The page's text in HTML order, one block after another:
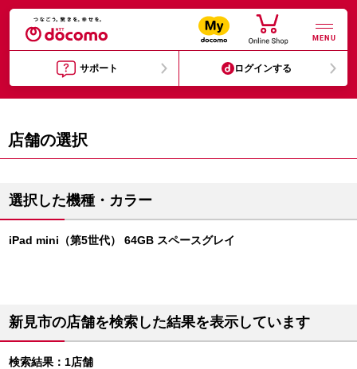
MENU
サポート ログインする
店舗の選択
選択した機種・カラー
iPad mini（第5世代） 64GB スペースグレイ
新見市の店舗を検索した結果を表示しています
検索結果：1店舗